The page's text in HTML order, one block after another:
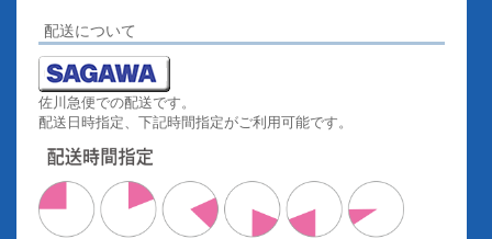
配送について
佐川急便での配送です。
配送日時指定、下記時間指定がご利用可能です。